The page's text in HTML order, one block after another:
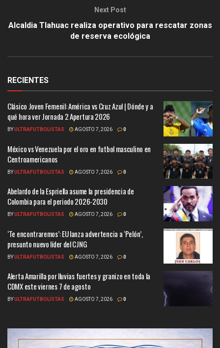
Next Post
Alcaldia Tlahuac realiza operativo para rescatar zonas
de reserva ecológica
RECIENTES
Clásico Joven Femenil: América vs Cruz Azul | Dónde y a
qué hora ver Jornada 2 Apertura 2026
BYULTRAFUTBOLISTAS AGOSTO 7, 2026 0
México vs Venezuela por el oro en futbol masculino en
Centroamericanos
BYULTRAFUTBOLISTAS AGOSTO 7, 2026 0
Abelardo de la Espriella asume la presidencia de
Colombia para el periodo 2026-2030
BYULTRAFUTBOLISTAS AGOSTO 7, 2026 0
‘Te encontraremos’: EU lanza advertencia a ‘Pelón’,
presunto nuevo líder del CJNG
BYULTRAFUTBOLISTAS AGOSTO 7, 2026 0
Alerta Amarilla por lluvias fuertes y granizo en toda la
CDMX este viernes 7 de agosto
BYULTRAFUTBOLISTAS AGOSTO 7, 2026 0